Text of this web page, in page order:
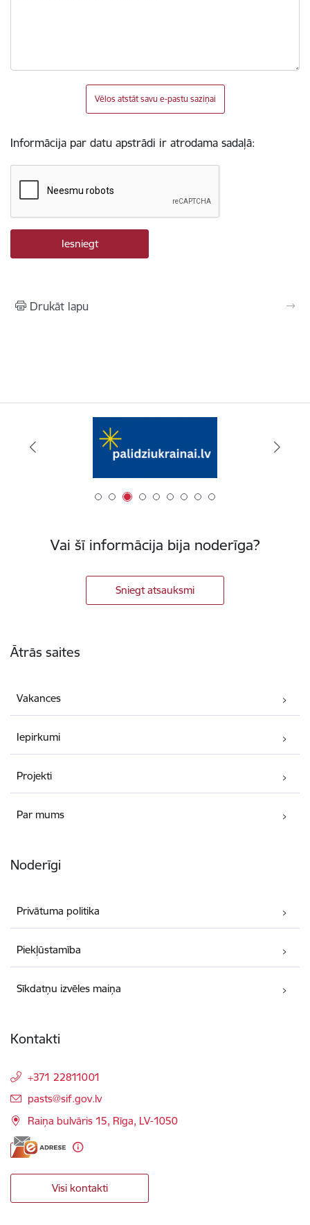
Vēlos atstāt savu e-pastu saziņai
Informācija par datu apstrādi ir atrodama sadaļā:
Drukāt lapu
Vai šī informācija bija noderīga?
Sniegt atsauksmi
Ātrās saites
Vakances
Iepirkumi
Projekti
Par mums
Noderīgi
Privātuma politika
Piekļūstamība
Sīkdatņu izvēles maiņa
Kontakti
+371 22811001
E-pasts:
pasts@sif.gov.lv
Raiņa bulvāris 15, Rīga, LV-1050
Visi kontakti